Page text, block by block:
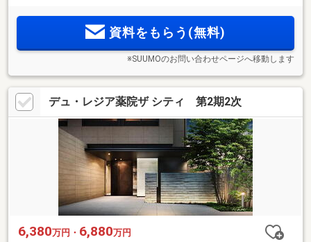
備。駐車場は全て平置き、シャッターゲート完備。来場予約
資料をもらう(無料)
※SUUMOのお問い合わせページへ移動します
デュ・レジア薬院ザ シティ 第2期2次
6,380万円・ 6,880万円